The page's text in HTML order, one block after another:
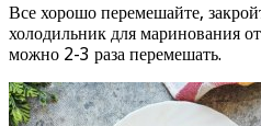
Все хорошо перемешайте,
холодильник для маринования
можно 2-3 раза перемешать.